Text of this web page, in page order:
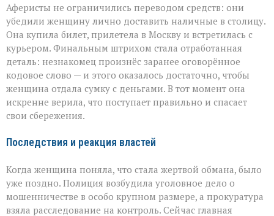
Аферисты не ограничились переводом средств: они
убедили женщину лично доставить наличные в столицу.
Она купила билет, прилетела в Москву и встретилась с
курьером. Финальным штрихом стала отработанная
деталь: незнакомец произнёс заранее оговорённое
кодовое слово — и этого оказалось достаточно, чтобы
женщина отдала сумку с деньгами. В тот момент она
искренне верила, что поступает правильно и спасает
свои сбережения.
Последствия и реакция властей
Когда женщина поняла, что стала жертвой обмана, было
уже поздно. Полиция возбудила уголовное дело о
мошенничестве в особо крупном размере, а прокуратура
взяла расследование на контроль. Сейчас главная